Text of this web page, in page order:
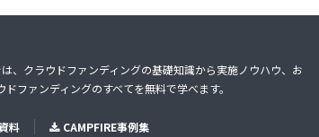
は、クラウドファンディングの基礎知識から実施ノウハウ、お
ファンディングのすべてを無料で学べます。
料 CAMPFIRE事例集